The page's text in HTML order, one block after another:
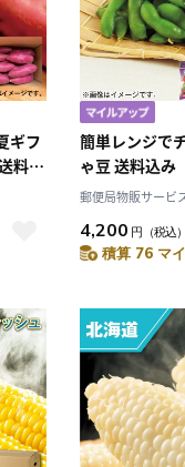
ギフ
料込
簡単レンジで
ゃ豆 送料込み
郵便局物販サービ
4,200 円 （税込）
積算 76 マ